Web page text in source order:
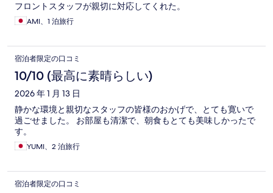
フロントスタッフが親切に対応してくれた。
AMI、1 泊旅行
宿泊者限定の口コミ
10/10 (最高に素晴らしい)
2026 年 1 月 13 日
静かな環境と親切なスタッフの皆様のおかげで、とても寛いで
過ごせました。 お部屋も清潔で、朝食もとても美味しかったで
す。
YUMI、2 泊旅行
宿泊者限定の口コミ